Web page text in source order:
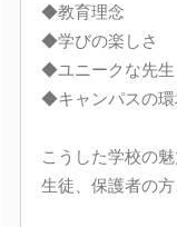
◆教育理念
◆学びの楽しさ
◆ユニークな先生
◆キャンパスの
こうした学校の
生徒、保護者の